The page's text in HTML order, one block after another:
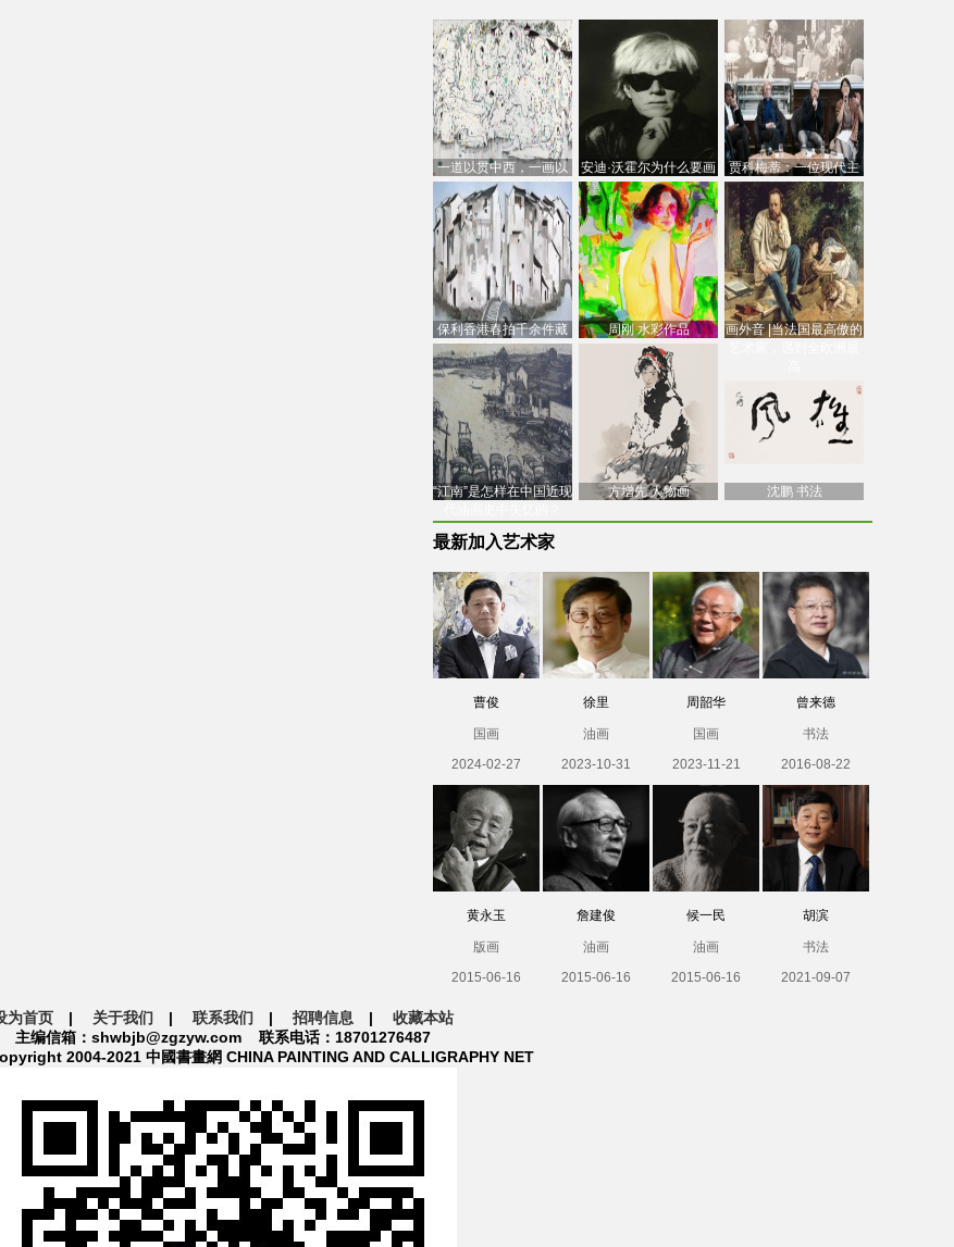
一道以贯中西，一画以
通古今：吴冠中的绘画
创
安迪·沃霍尔为什么要画
芭比
贾科梅蒂：一位现代主
义的“当代”艺术家
保利香港春拍千余件藏
品估价逾7亿港元，吴冠
中
周刚 水彩作品
画外音 |当法国最高傲的
“江南”是怎样在中国近现
方增先 人物画 沈鹏 书法
最新加入艺术家
曹俊
国画
2024-02-27
徐里
油画
2023-10-31
周韶华
国画
2023-11-21
曾来德
书法
2016-08-22
黄永玉
版画
2015-06-16
詹建俊
油画
2015-06-16
候一民
油画
2015-06-16
胡滨
书法
2021-09-07
为首页 | 关于我们 | 联系我们 | 招聘信息 | 收藏本站
主编信箱：shwbjb@zgzyw.com 联系电话：18701276487
2004-2021 中國書畫網 CHINA PAINTING AND CALLIGRAPHY NET